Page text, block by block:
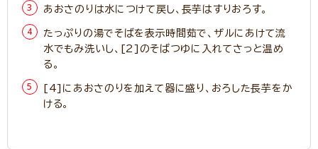
あおさのりは水につけて戻し、長芋はすりおろす。
たっぷりの湯でそばを表示時間茹で、ザルにあけて流
水でもみ洗いし、[2]のそばつゆに入れてさっと温め
る。
[4]にあおさのりを加えて器に盛り、おろした長芋をか
ける。